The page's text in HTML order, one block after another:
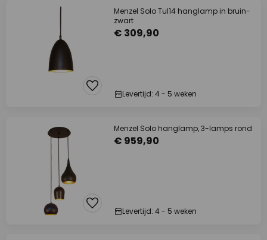
Menzel Solo Tul14 hanglamp in bruin-
zwart
€ 309,90
Levertijd: 4 - 5 weken
Menzel Solo hanglamp, 3-lamps rond
€ 959,90
Levertijd: 4 - 5 weken